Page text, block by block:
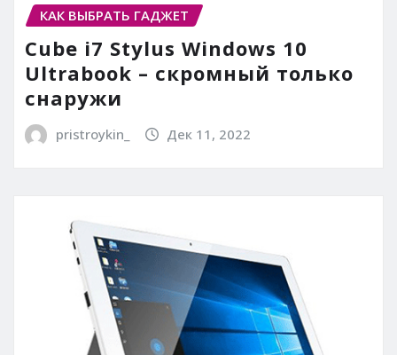
КАК ВЫБРАТЬ ГАДЖЕТ
Cube i7 Stylus Windows 10
Ultrabook – скромный только
снаружи
pristroykin_ Дек 11, 2022